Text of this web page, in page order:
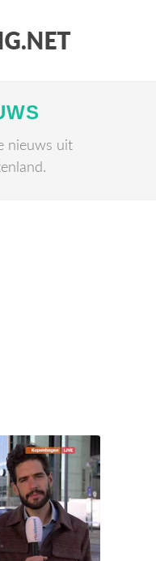
nieuws uit